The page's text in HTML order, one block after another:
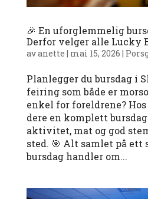
🎉 En uforglemmelig
Derfor velger alle Lucky
avanette | mai 15, 2026 |
Planlegger du bursdag i
feiring som både er
enkel for foreldrene?
dere en komplett
aktivitet, mat og god
sted. 🎯 Alt samlet på
bursdag handler om...